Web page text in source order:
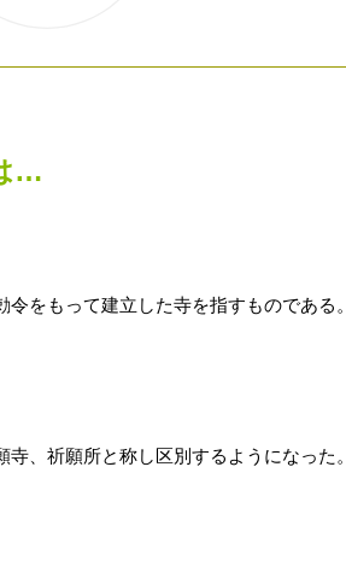
…
をもって建立した寺を指すものである。
、祈願所と称し区別するようになった。